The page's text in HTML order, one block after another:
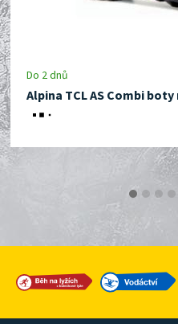
Do 2 dnů
Alpina TCL AS Combi boty